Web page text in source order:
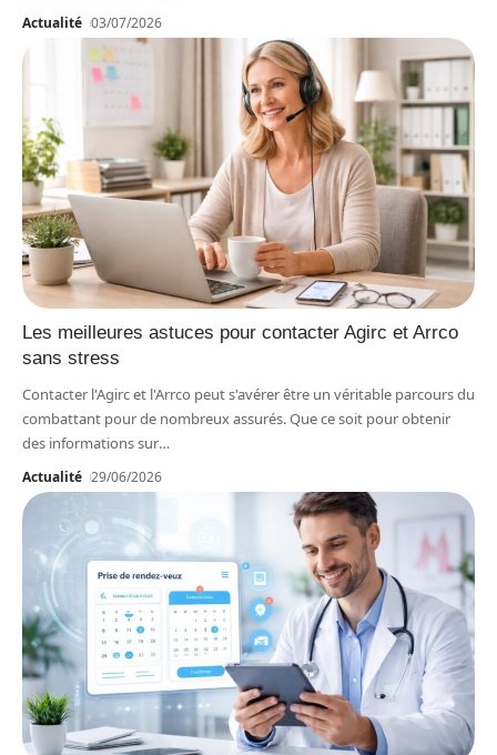
Actualité 03/07/2026
Les meilleures astuces pour contacter Agirc et Arrco
sans stress
Contacter l'Agirc et l'Arrco peut s'avérer être un véritable parcours du
combattant pour de nombreux assurés. Que ce soit pour obtenir
des informations sur…
Actualité 29/06/2026